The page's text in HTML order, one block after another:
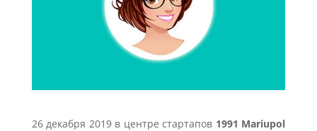
26 декабря 2019 в центре стартапов 1991 Mariupol